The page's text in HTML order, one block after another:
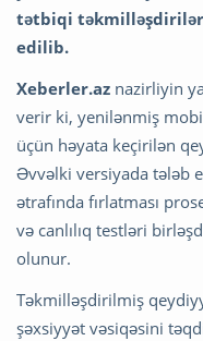
tətbiqi
edilib.
Xeberler.az nazirliyin
verir ki, yenilənmiş
üçün həyata keçirilən
Əvvəlki versiyada tələb
ətrafında fırlatması
və canlılıq testləri
olunur.
Təkmilləşdirilmiş
şəxsiyyət vəsiqəsini